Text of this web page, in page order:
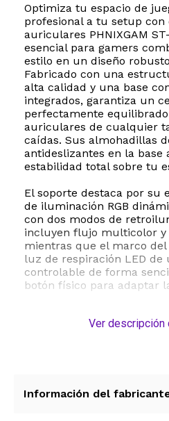
Optimiza tu espacio de
profesional a tu setup con
auriculares PHNIXGAM
esencial para gamers
estilo en un diseño
Fabricado con una
alta calidad y una base
integrados, garantiza un
perfectamente
auriculares de cualquier
caídas. Sus almohadillas
antideslizantes en la base
estabilidad total sobre tu
El soporte destaca por su
de iluminación RGB
con dos modos de
incluyen flujo multicolor y
mientras que el marco
luz de respiración LED de
controlable de forma
botón físico para adaptar
funciona como un
de almacenamiento.
Ver descripción
Información del